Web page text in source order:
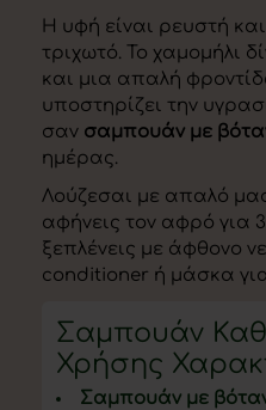
Η υφή είναι ρευστή
τριχωτό. Το χαμομήλι
και μια απαλή
υποστηρίζει την
σαν σαμπουάν με
ημέρας.
Λούζεσαι με απαλό
αφήνεις τον αφρό για
ξεπλένεις με άφθονο
conditioner ή μάσκα
Σαμπουάν
Χρήσης
Σαμπουάν με